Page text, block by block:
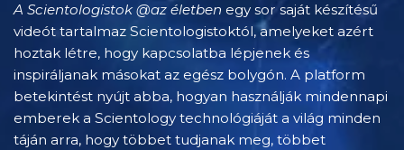
A Scientologistok @az életben egy sor saját készítésű
videót tartalmaz Scientologistoktól, amelyeket azért
hoztak létre, hogy kapcsolatba lépjenek és
inspiráljanak másokat az egész bolygón. A platform
betekintést nyújt abba, hogyan használják mindennapi
emberek a Scientology technológiáját a világ minden
táján arra, hogy többet tudjanak meg, többet